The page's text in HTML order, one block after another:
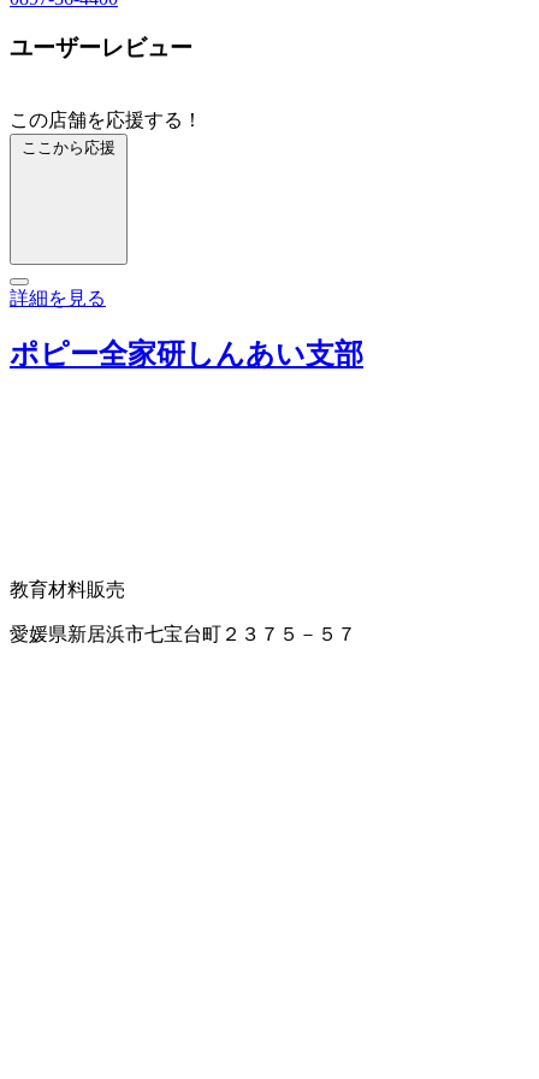
ユーザーレビュー
この店舗を応援する！
ここから応援
詳細を見る
ポピー全家研しんあい支部
教育材料販売
愛媛県新居浜市七宝台町２３７５－５７